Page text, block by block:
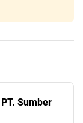
Sumber